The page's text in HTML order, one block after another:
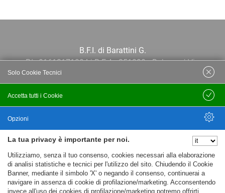
B.F.I. di Barattini G.
P.I.: 01613171204 | R.E.A.: 351290 - Bologna | Via
Po 13E, 40139, Bologna | Telefono: 051
444638 | Email: bfi@bfi.bo.it
Privacy policy
Cookie policy
La tua privacy è importante per noi.
Utilizziamo, senza il tuo consenso, cookies necessari alla elaborazione
di analisi statistiche e tecnici per l'utilizzo del sito. Chiudendo il Cookie
Banner, mediante il simbolo 'X' o negando il consenso, continuerai a
navigare in assenza di cookie di profilazione/marketing. Acconsentendo
invece all'uso dei cookies di profilazione/marketing potremo offrirti
Accetta tutti i Cookie
Solo Cookie Tecnici
Salva
Opzioni
Nascondi Opzioni